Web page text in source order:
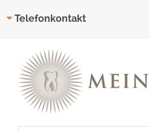
Telefonkontakt
Inhalt
springen